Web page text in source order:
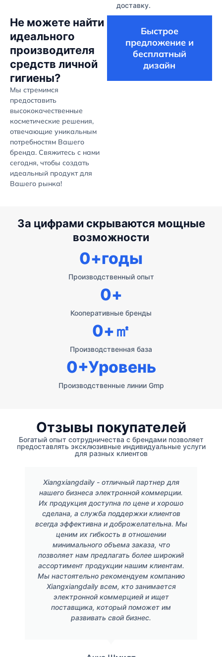
доставку.
Не можете найти
идеального
производителя
средств личной
гигиены?
Мы стремимся
предоставить
высококачественные
косметические решения,
отвечающие уникальным
потребностям Вашего
бренда. Свяжитесь с нами
сегодня, чтобы создать
идеальный продукт для
Вашего рынка!
Быстрое
предложение и
бесплатный
дизайн
За цифрами скрываются мощные
возможности
Производственный опыт
0+годы
Кооперативные бренды
0+
Производственная база
0+㎡
Производственные линии Gmp
0+Уровень
Отзывы покупателей
Богатый опыт сотрудничества с брендами позволяет
предоставлять эксклюзивные индивидуальные услуги
для разных клиентов
Xiangxiangdaily - отличный партнер для
нашего бизнеса электронной коммерции.
Их продукция доступна по цене и хорошо
сделана, а служба поддержки клиентов
всегда эффективна и доброжелательна. Мы
ценим их гибкость в отношении
минимального объема заказа, что
позволяет нам предлагать более широкий
ассортимент продукции нашим клиентам.
Мы настоятельно рекомендуем компанию
Xiangxiangdaily всем, кто занимается
электронной коммерцией и ищет
поставщика, который поможет им
развивать свой бизнес.